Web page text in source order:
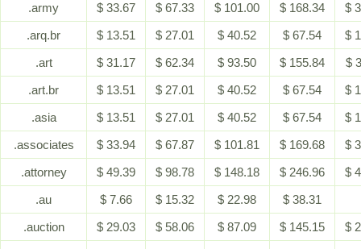
.army
$ 33.67 $ 67.33 $ 101.00 $ 168.34
$
.arq.br
$ 13.51 $ 27.01 $ 40.52 $ 67.54
$
.art
$ 31.17 $ 62.34 $ 93.50 $ 155.84
$
.art.br
$ 13.51 $ 27.01 $ 40.52 $ 67.54
$
.asia
$ 13.51 $ 27.01 $ 40.52 $ 67.54
$
.associates
$ 33.94 $ 67.87 $ 101.81 $ 169.68
$
.attorney
$ 49.39 $ 98.78 $ 148.18 $ 246.96
$
.au
$ 7.66 $ 15.32 $ 22.98
$ 38.31
.auction
$ 29.03 $ 58.06 $ 87.09 $ 145.15 $